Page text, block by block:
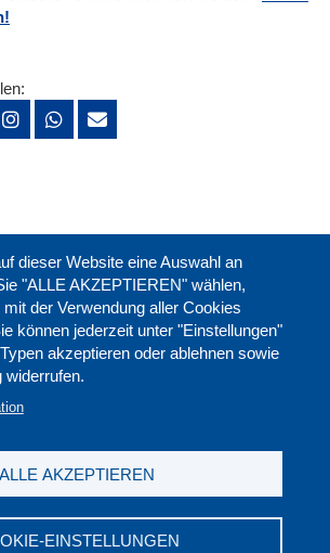
dieser Website eine Auswahl an
"ALLE AKZEPTIEREN" wählen,
der Verwendung aller Cookies
können jederzeit unter "Einstellungen"
akzeptieren oder ablehnen sowie
widerrufen.
EINSTELLUNGEN
ALLE AKZEPTIEREN